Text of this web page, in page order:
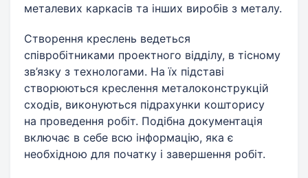
металевих каркасів та інших виробів з металу.
Створення креслень ведеться
співробітниками проектного відділу, в тісному
зв’язку з технологами. На їх підставі
створюються креслення металоконструкцій
сходів, виконуються підрахунки кошторису
на проведення робіт. Подібна документація
включає в себе всю інформацію, яка є
необхідною для початку і завершення робіт.